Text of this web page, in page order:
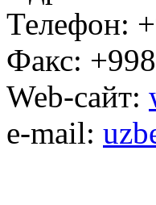
Телефон:
Факс:
Web-сайт:
e-mail: